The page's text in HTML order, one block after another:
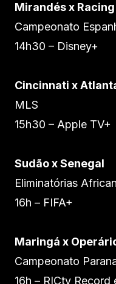
Mirandés x
Campeonato
14h30 – Disney+
Cincinnati x
MLS
15h30 – Apple TV+
Sudão x Senegal
Eliminatórias
16h – FIFA+
Maringá x
Campeonato
16h – RICtv Record